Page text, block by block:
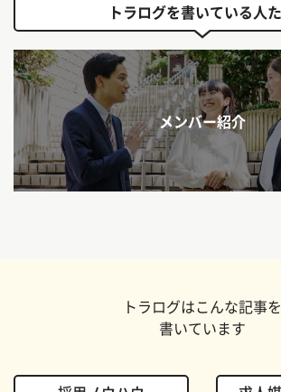
トラログを書いている人
メンバー紹介
トラログはこんな記事を
書いています